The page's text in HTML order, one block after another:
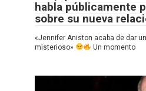
habla públicamente
sobre su nueva
«Jennifer Aniston acaba de dar
misterioso»
Un momento